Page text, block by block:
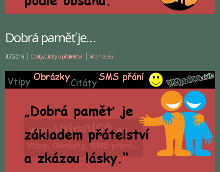
Dobrá paměť je…
3.7.2016 Citáty,Citáty o přátelství Vtipnice.eu